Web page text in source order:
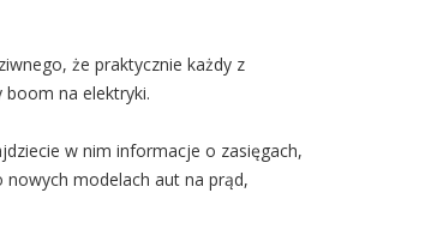
że praktycznie każdy z
na elektryki.
w nim informacje o zasięgach,
modelach aut na prąd,